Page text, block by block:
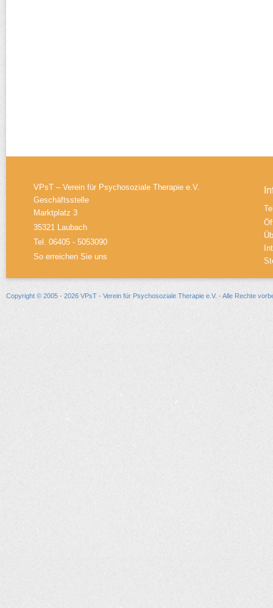
VPsT – Verein für Psychosoziale Therapie e.V.
Geschäftsstelle
Marktplatz 3
35321 Laubach
Tel. 06405 - 5053090
So erreichen Sie uns
Copyright © 2005 - 2026 VPsT - Verein für Psychosoziale Therapie e.V. - Alle Rechte